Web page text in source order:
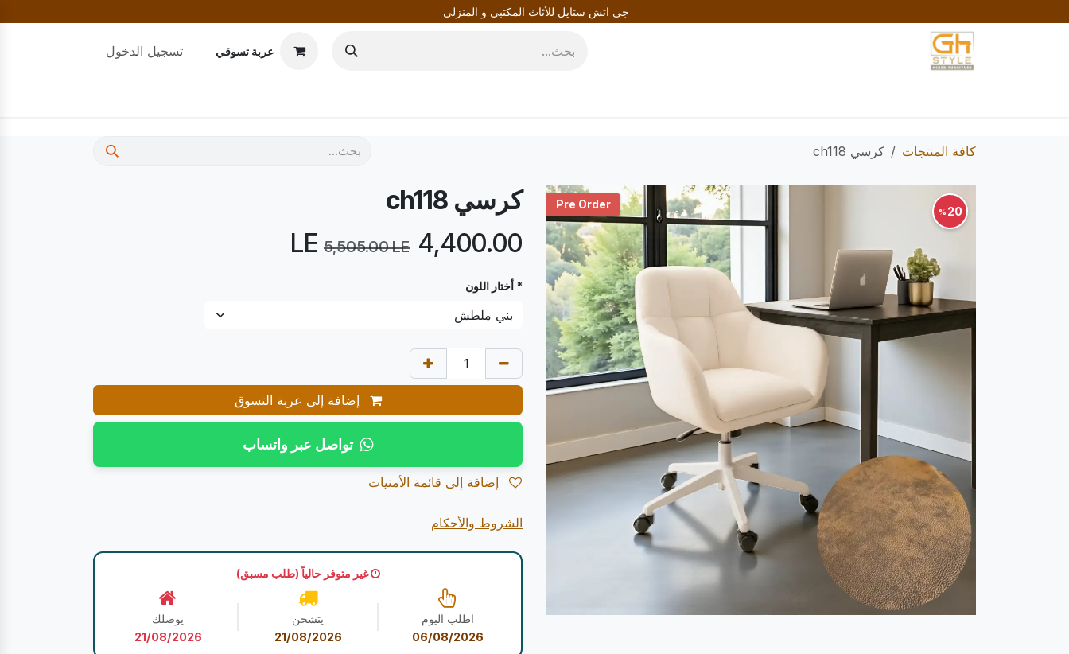
جي اتش ستايل للأثاث المكتبي و المنزلي
عربة تسوقي تسجيل الدخول
كافة المنتجات كرسي ch118
Pre Order 20
%
كرسي ch118
4,400.00
5,505.00LE
* أختار اللون
إضافة إلى عربة التسوق
تواصل عبر واتساب
الشروط والأحكام
غير متوفر حالياً (طلب مسبق)
اطلب اليوم
06/08/2026
يتشحن
21/08/2026
يوصلك
21/08/2026